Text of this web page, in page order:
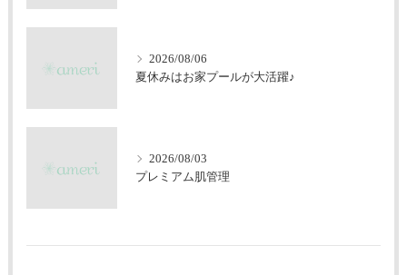
2026/08/06
夏休みはお家プールが大活躍♪
2026/08/03
プレミアム肌管理